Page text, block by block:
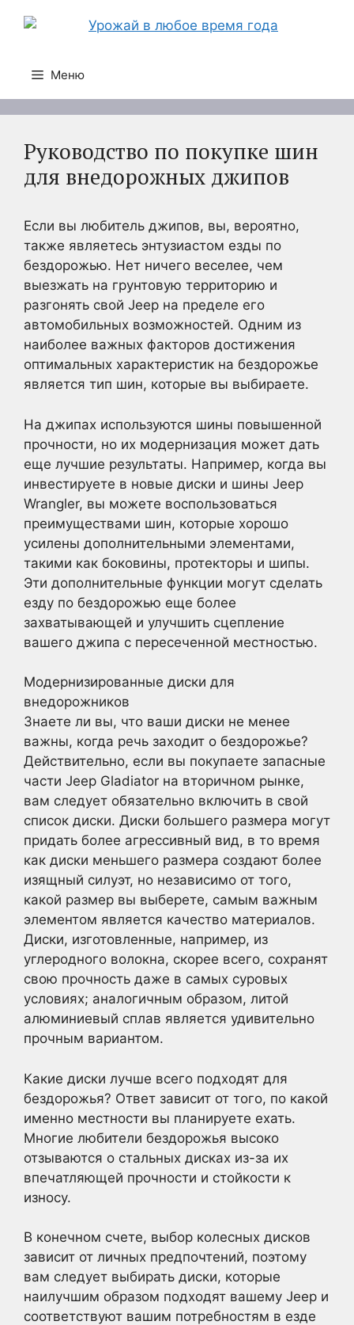
Меню
Руководство по покупке шин
для внедорожных джипов
Если вы любитель джипов, вы, вероятно,
также являетесь энтузиастом езды по
бездорожью. Нет ничего веселее, чем
выезжать на грунтовую территорию и
разгонять свой Jeep на пределе его
автомобильных возможностей. Одним из
наиболее важных факторов достижения
оптимальных характеристик на бездорожье
является тип шин, которые вы выбираете.
На джипах используются шины повышенной
прочности, но их модернизация может дать
еще лучшие результаты. Например, когда вы
инвестируете в новые диски и шины Jeep
Wrangler, вы можете воспользоваться
преимуществами шин, которые хорошо
усилены дополнительными элементами,
такими как боковины, протекторы и шипы.
Эти дополнительные функции могут сделать
езду по бездорожью еще более
захватывающей и улучшить сцепление
вашего джипа с пересеченной местностью.
Модернизированные диски для
внедорожников
Знаете ли вы, что ваши диски не менее
важны, когда речь заходит о бездорожье?
Действительно, если вы покупаете запасные
части Jeep Gladiator на вторичном рынке,
вам следует обязательно включить в свой
список диски. Диски большего размера могут
придать более агрессивный вид, в то время
как диски меньшего размера создают более
изящный силуэт, но независимо от того,
какой размер вы выберете, самым важным
элементом является качество материалов.
Диски, изготовленные, например, из
углеродного волокна, скорее всего, сохранят
свою прочность даже в самых суровых
условиях; аналогичным образом, литой
алюминиевый сплав является удивительно
прочным вариантом.
Какие диски лучше всего подходят для
бездорожья? Ответ зависит от того, по какой
именно местности вы планируете ехать.
Многие любители бездорожья высоко
отзываются о стальных дисках из-за их
впечатляющей прочности и стойкости к
износу.
В конечном счете, выбор колесных дисков
зависит от личных предпочтений, поэтому
вам следует выбирать диски, которые
наилучшим образом подходят вашему Jeep и
соответствуют вашим потребностям в езде